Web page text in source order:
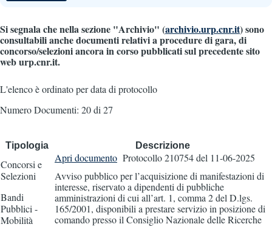
Si segnala che nella sezione "Archivio" (archivio.urp.cnr.it) sono
consultabili anche documenti relativi a procedure di gara, di
concorso/selezioni ancora in corso pubblicati sul precedente sito
web urp.cnr.it.
L'elenco è ordinato per data di protocollo
Numero Documenti: 20 di 27
Tipologia Descrizione
Concorsi e
Selezioni
Bandi
Pubblici -
Mobilità
Apri documento Protocollo 210754del 11-06-2025
Avviso pubblico per l’acquisizione di manifestazioni di
interesse, riservato a dipendenti di pubbliche
amministrazioni di cui all’art. 1, comma 2 del D.lgs.
165/2001, disponibili a prestare servizio in posizione di
comando presso il Consiglio Nazionale delle Ricerche